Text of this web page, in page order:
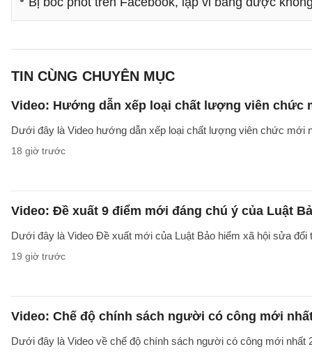
TIN CÙNG CHUYÊN MỤC
Video: Hướng dẫn xếp loại chất lượng viên chức
Dưới đây là Video hướng dẫn xếp loại chất lượng viên chức mới
18 giờ trước
Video: Đề xuất 9 điểm mới đáng chú ý của Luật
Dưới đây là Video Đề xuất mới của Luật Bảo hiểm xã hội sửa
19 giờ trước
Video: Chế độ chính sách người có công mới
Dưới đây là Video về chế độ chính sách người có công mới nhất